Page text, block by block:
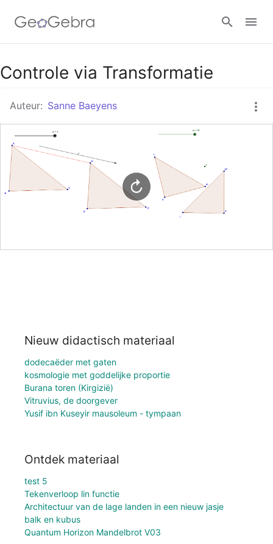
Google Classroom
GeoGebra Klaslokaal
Aanmelden
Controle via Transformatie
Auteur: Sanne Baeyens
Nieuw didactisch materiaal
dodecaëder met gaten
kosmologie met goddelijke proportie
Burana toren (Kirgizië)
Vitruvius, de doorgever
Yusif ibn Kuseyir mausoleum - tympaan
Ontdek materiaal
test 5
Tekenverloop lin functie
Architectuur van de lage landen in een nieuw jasje
balk en kubus
Quantum Horizon Mandelbrot V03